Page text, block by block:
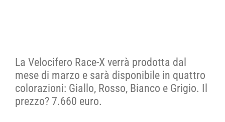
La Velocifero Race-X verrà prodotta dal
mese di marzo e sarà disponibile in quattro
colorazioni: Giallo, Rosso, Bianco e Grigio. Il
prezzo? 7.660 euro.